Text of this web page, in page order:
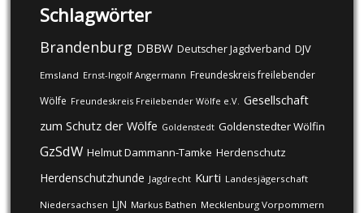
Schlagwörter
Brandenburg DBBW Deutscher Jagdverband DJV
Emsland Ernst-Ingolf Angermann Freundeskreis freilebender
Wölfe Freundeskreis Freilebender Wölfe e.V. Gesellschaft
zum Schutz der Wölfe Goldenstedt Goldenstedter Wölfin
GzSdW Helmut Dammann-Tamke Herdenschutz
Herdenschutzhunde Jagdrecht Kurti Landesjägerschaft
Niedersachsen LJN Markus Bathen Mecklenburg Vorpommern